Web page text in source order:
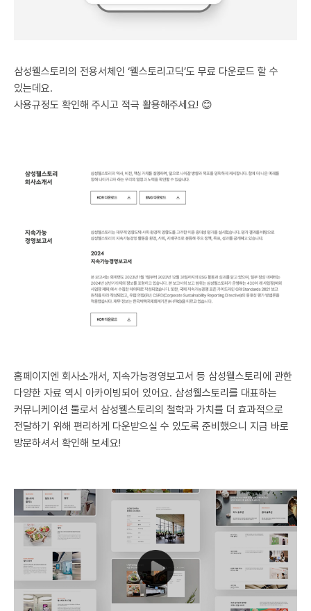
삼성웰스토리의 전용서체인 ‘웰스토리고딕’도 무료 다운로드 할 수
있는데요.
사용규정도 확인해 주시고 적극 활용해주세요! 😊
홈페이지엔 회사소개서, 지속가능경영보고서 등 삼성웰스토리에 관한
다양한 자료 역시 아카이빙되어 있어요. 삼성웰스토리를 대표하는
커뮤니케이션 툴로서 삼성웰스토리의 철학과 가치를 더 효과적으로
전달하기 위해 편리하게 다운받으실 수 있도록 준비했으니 지금 바로
방문하셔서 확인해 보세요!